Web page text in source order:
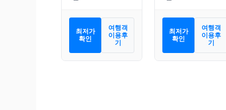
최저가
확인
여행객
이용후
기
최저가
확인
여행객
이용후
기